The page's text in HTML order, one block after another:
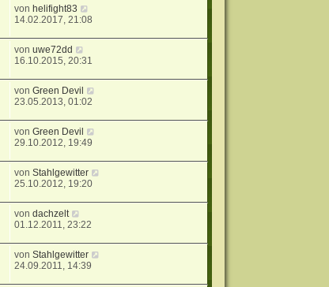
von helifight83
14.02.2017, 21:08
vonuwe72dd
16.10.2015, 20:31
vonGreen Devil
23.05.2013, 01:02
vonGreen Devil
29.10.2012, 19:49
vonStahlgewitter
25.10.2012, 19:20
vondachzelt
01.12.2011, 23:22
vonStahlgewitter
24.09.2011, 14:39